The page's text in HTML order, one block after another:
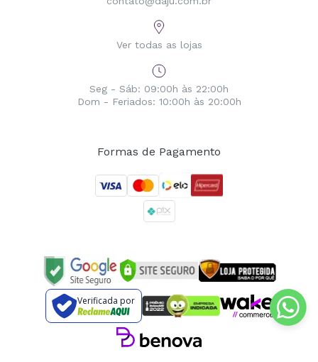
Ver todas as lojas
Seg - Sáb: 09:00h às 22:00h
Dom - Feriados: 10:00h às 20:00h
Formas de Pagamento
Verificada por